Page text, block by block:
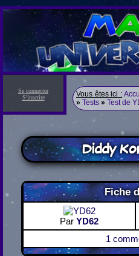
Se connecter
S'inscrire
Vous êtes ici :
» Tests » Test de
Diddy
Fiche
Par YD62
1